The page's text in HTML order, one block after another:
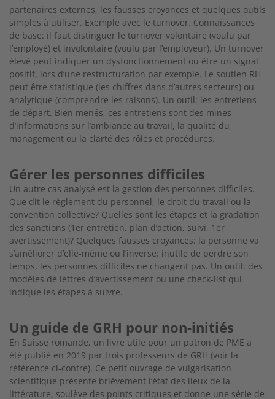
partenaires externes, les fausses croyances et quelques outils
simples à utiliser. Exemple avec le turnover. Connaissances
de base: il faut distinguer le turnover volontaire (voulu par
l’employé) et involontaire (voulu par l’employeur). Un turnover
élevé peut indiquer un dysfonctionnement ou être un signal
positif, lors d’une restructuration par exemple. Le soutien RH
peut être statistique (les chiffres dans d’autres secteurs) ou
analytique (comprendre les raisons). Un outil: les entretiens
de départ. Bien menés, ces entretiens sont des mines
d’informations sur l’ambiance au travail, la qualité du
management ou la clarté des rôles et procédures.
Gérer les personnes difficiles
Un autre cas analysé est la gestion des personnes difficiles.
Que dit le règlement du personnel, le droit du travail ou la
convention collective? Quelles sont les étapes et la gradation
des sanctions (1er entretien, plan d’action, suivi, 1er
avertissement)? Quelques fausses croyances: la personne va
s’améliorer d’elle-même ou l’inverse: inutile de perdre son
temps, les personnes difficiles ne changent pas. Un outil: des
modèles de lettres d’avertissement ou une check-list qui
indique les étapes à suivre.
Un guide de GRH pour non-initiés
En Suisse romande, un livre utile pour un patron de PME a
été publié en 2019 par trois professeurs de GRH (voir la
référence ci-contre). Ce petit ouvrage de vulgarisation
scientifique présente brièvement l’état des lieux de la
littérature, soulève des points critiques et donne une série de